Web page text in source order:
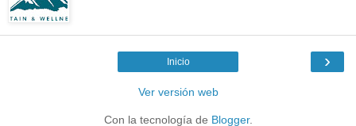
›
Inicio
Ver versión web
Con la tecnología de Blogger.